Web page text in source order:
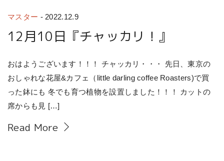
マスター - 2022.12.9
12月10日『チャッカリ！』
おはようございます！！！ チャッカリ・・・ 先日、東京の
おしゃれな花屋&カフェ（little darling coffee Roasters)で買
った鉢にも 冬でも育つ植物を設置しました！！！ カットの
席からも見 […]
Read More